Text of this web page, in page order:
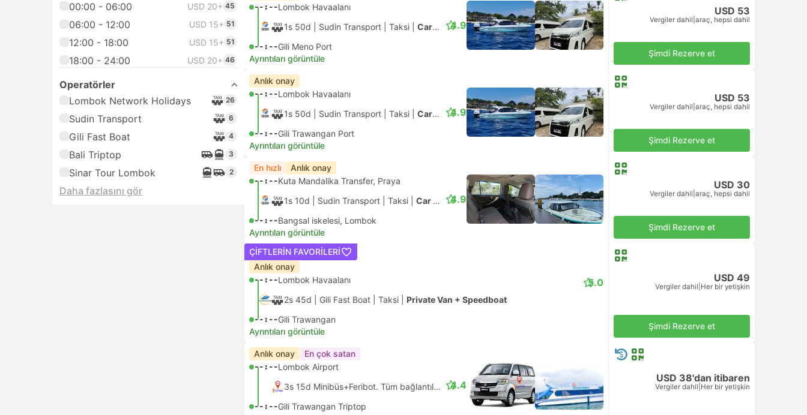
00:00 - 06:00
USD 20+ 45
06:00 - 12:00 USD 15+ 51
12:00 - 18:00 USD 15+ 51
18:00 - 24:00 USD 20+ 46
Operatörler
Lombok Network Holidays
26
Sudin Transport 6
Gili Fast Boat 4
Bali Triptop 3
Sinar Tour Lombok 2
Daha fazlasını gör
--:--Lombok Havaalanı
1s 50d | Sudin Transport Taksi Car + Private Speedboat
--:--Gili Meno Port
4.9
Ayrıntıları görüntüle
USD 53
Vergiler dahil araç, hepsi dahil
Şimdi Rezerve et
Anlık onay
--:--Lombok Havaalanı
1s 50d | Sudin Transport Taksi Car + Private Speedboat
--:--Gili Trawangan Port
4.9
Ayrıntıları görüntüle
USD 53
Vergiler dahil araç, hepsi dahil
Şimdi Rezerve et
En hızlı Anlık onay
--:--Kuta Mandalika Transfer, Praya
1s 10d | Sudin Transport Taksi Car 4pax
--:--Bangsal iskelesi, Lombok
4.9
Ayrıntıları görüntüle
USD 30
Vergiler dahil araç, hepsi dahil
Şimdi Rezerve et
ÇIFTLERIN FAVORILERI
Anlık onay
--:--Lombok Havaalanı
2s 45d | Gili Fast Boat Taksi Private Van + Speedboat
--:--Gili Trawangan
5.0
Ayrıntıları görüntüle
USD 49
Vergiler dahil Her bir yetişkin
Şimdi Rezerve et
Anlık onay En çok satan
--:--Lombok Airport
3s 15d Minibüs+Feribot. Tüm bağlantılar garantili
--:--Gili Trawangan Triptop
4.4
USD 38'dan itibaren
Vergiler dahil Her bir yetişkin